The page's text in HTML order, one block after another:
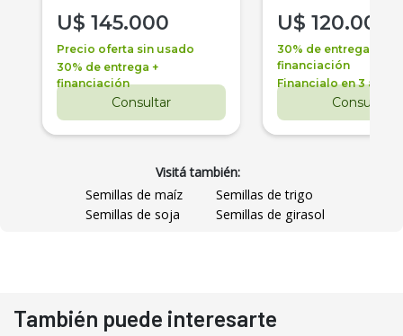
U$ 145.000
Precio oferta sin usado
30% de entrega +
financiación
Consultar
U$ 120.000
30% de entrega +
financiación
Financialo en 3 años
Consultar
Visitá también:
Semillas de maíz
Semillas de trigo
Semillas de soja
Semillas de girasol
También puede interesarte